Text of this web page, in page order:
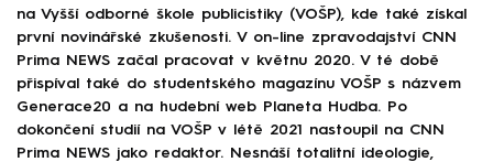
na Vyšší odborné škole publicistiky (VOŠP), kde také získal
první novinářské zkušenosti. V on-line zpravodajství CNN
Prima NEWS začal pracovat v květnu 2020. V té době
přispíval také do studentského magazínu VOŠP s názvem
Generace20 a na hudební web Planeta Hudba. Po
dokončení studií na VOŠP v létě 2021 nastoupil na CNN
Prima NEWS jako redaktor. Nesnáší totalitní ideologie,